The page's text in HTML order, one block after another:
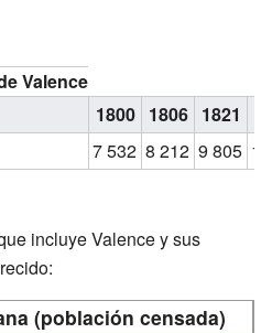
Valence
1800 1806 1821
7 532 8 212 9 805
incluye Valence y sus
(población censada)